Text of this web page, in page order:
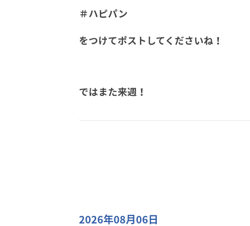
＃ハピパン
をつけてポストしてくださいね！
ではまた来週！
2026年08月06日